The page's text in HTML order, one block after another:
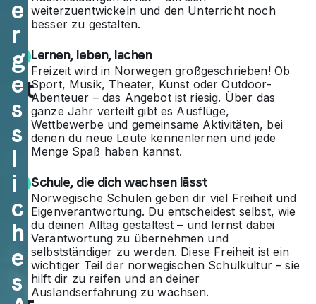
eg
en
ent
de
ck
da
La
nd
e
r
g
e
s
s
l
i
c
h
e
s
weiterzuentwickeln und den Unterricht noch
besser zu gestalten.
Lernen, leben, lachen
Freizeit wird in Norwegen großgeschrieben! Ob
Sport, Musik, Theater, Kunst oder Outdoor-
Abenteuer – das Angebot ist riesig. Über das
ganze Jahr verteilt gibt es Ausflüge,
Wettbewerbe und gemeinsame Aktivitäten, bei
denen du neue Leute kennenlernen und jede
Menge Spaß haben kannst.
Schule, die dich wachsen lässt
Norwegische Schulen geben dir viel Freiheit und
Eigenverantwortung. Du entscheidest selbst, wie
du deinen Alltag gestaltest – und lernst dabei
Verantwortung zu übernehmen und
selbstständiger zu werden. Diese Freiheit ist ein
wichtiger Teil der norwegischen Schulkultur – sie
hilft dir zu reifen und an deiner
Auslandserfahrung zu wachsen.